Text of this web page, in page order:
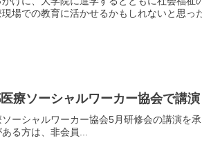
場での教育に活かせるかもしれないと思っ
医療ソーシャルワーカー協会で講演
ーシャルワーカー協会5月研修会の講演を
る方は、非会員...